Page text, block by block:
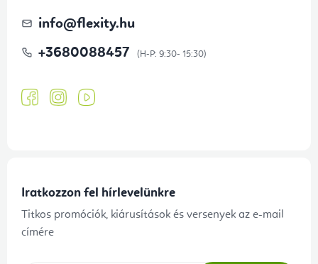
info@flexity.hu
+3680088457
Iratkozzon fel hírlevelünkre
Titkos promóciók, kiárusítások és versenyek az e-mail
címére